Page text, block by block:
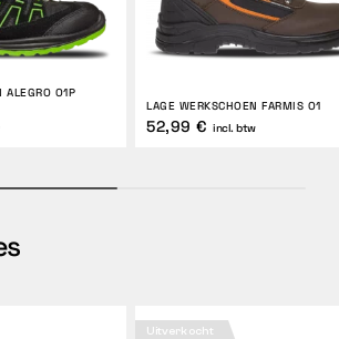
ALEGRO O1P
LAGE WERKSCHOEN FARMIS O1
52,99 € incl. btw
Uitverkocht